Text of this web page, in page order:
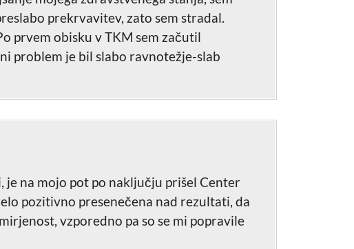
prekrvavitev, zato sem stradal.
prvem obisku v TKM sem začutil
problem je bil slabo ravnotežje-slab
je na mojo pot po naključju prišel Center
pozitivno presenečena nad rezultati, da
vzporedno pa so se mi popravile